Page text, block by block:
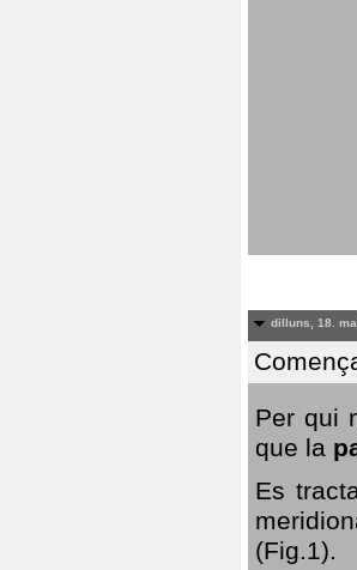
dilluns, 18.
Per qui
que la
Es
(Fig.1).